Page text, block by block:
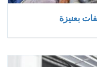
بعنيزة